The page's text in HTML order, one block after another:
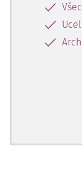
od skončení
pokud byl